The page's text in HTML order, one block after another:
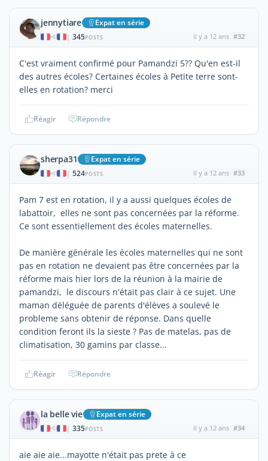
jennytiare Expat en série
| 345POSTS il y a 12 ans #32
C'est vraiment confirmé pour Pamandzi 5?? Qu'en est-il
des autres écoles? Certaines écoles à Petite terre sont-
elles en rotation? merci
Réagir Répondre
sherpa31 Expat en série
| 524POSTS il y a 12 ans #33
Pam 7 est en rotation, il y a aussi quelques écoles de
labattoir, elles ne sont pas concernées par la réforme.
Ce sont essentiellement des écoles maternelles.
De manière générale les écoles maternelles qui ne sont
pas en rotation ne devaient pas être concernées par la
réforme mais hier lors de la réunion à la mairie de
pamandzi, le discours n'était pas clair à ce sujet. Une
maman déléguée de parents d'élèves a soulevé le
probleme sans obtenir de réponse. Dans quelle
condition feront ils la sieste ? Pas de matelas, pas de
climatisation, 30 gamins par classe...
Réagir Répondre
la belle vie Expat en série
| 335POSTS il y a 12 ans #34
aie aie aie...mayotte n'était pas prete à ce